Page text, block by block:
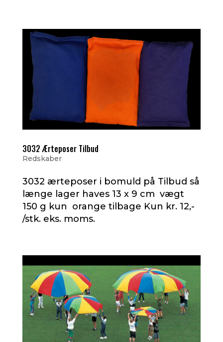
3032 Ærteposer Tilbud
Redskaber
3032 ærteposer i bomuld på Tilbud så
længe lager haves 13 x 9 cm vægt
150 g kun orange tilbage Kun kr. 12,-
/stk. eks. moms.